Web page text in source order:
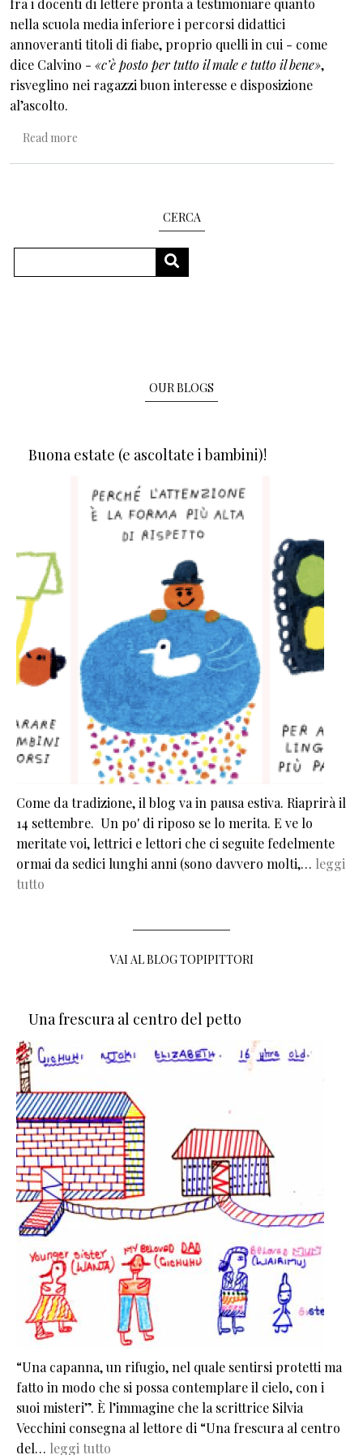
nella scuola media inferiore i percorsi didattici
annoveranti titoli di fiabe, proprio quelli in cui - come
dice Calvino - «c’è posto per tutto il male e tutto il bene»,
risveglino nei ragazzi buon interesse e disposizione
al’ascolto.
Read more
CERCA
SEARCH
OUR BLOGS
Buona estate (e ascoltate i bambini)!
Come da tradizione, il blog va in pausa estiva. Riaprirà il
14 settembre. Un po' di riposo se lo merita. E ve lo
meritate voi, lettrici e lettori che ci seguite fedelmente
ormai da sedici lunghi anni (sono davvero molti,… leggi
tutto
VAI AL BLOG TOPIPITTORI
Una frescura al centro del petto
“Una capanna, un rifugio, nel quale sentirsi protetti ma
fatto in modo che si possa contemplare il cielo, con i
suoi misteri”. È l’immagine che la scrittrice Silvia
Vecchini consegna al lettore di “Una frescura al centro
del… leggi tutto